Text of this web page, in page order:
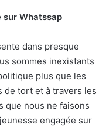
sur Whatssap
dans presque
sommes inexistants
plus que les
de tort et à travers les
que nous ne faisons
engagée sur